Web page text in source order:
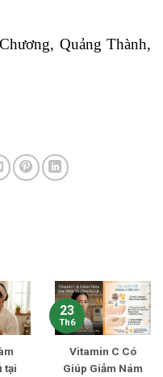
Quảng Thành,
tại
Vitamin C Có
Giúp Giảm Nám
23
Th6